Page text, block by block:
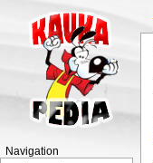
Navigation